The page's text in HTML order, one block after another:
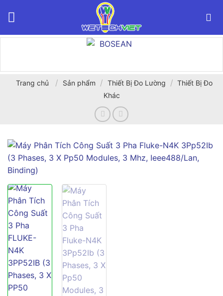
Trang chủ / Sản phẩm / Thiết Bị Đo Lường / Thiết Bị Đo
Khác